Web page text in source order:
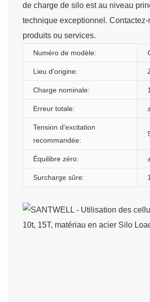
de charge de silo est au niveau
technique exceptionnel.
produits ou services.
Numéro de modèle:
Lieu d'origine:
Charge nominale:
Erreur totale:
Tension d'excitation
recommandée:
Équilibre zéro:
Surcharge sûre: